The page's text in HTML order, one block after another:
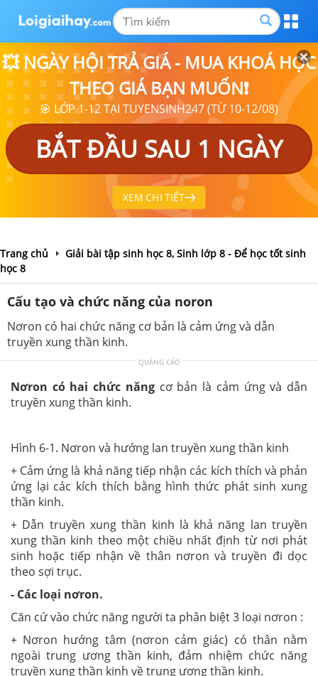
💥 NGÀY HỘI TRẢ GIÁ - MUA KHOÁ HỌC
THEO GIÁ BẠN MUỐN❗
🎯 LỚP 1-12 TẠI TUYENSINH247 (TỪ 10-12/08)
BẮT ĐẦU SAU 1 NGÀY
XEM CHI TIẾT
Trang chủ
Giải bài tập sinh học 8, Sinh lớp 8 - Để học tốt sinh
học 8
Cấu tạo và chức năng của noron
Nơron có hai chức năng cơ bản là cảm ứng và dẫn
truyền xung thần kinh.
QUẢNG CÁO
Nơron có hai chức năngcơ bản là cảm ứng và dẫn
truyền xung thần kinh.
Hình 6-1. Nơron và hướng lan truyền xung thần kinh
+ Cảm ứng là khả năng tiếp nhận các kích thích và phản
ứng lại các kích thích bằng hình thức phát sinh xung
thần kinh.
+ Dẫn truyền xung thần kinh là khả năng lan truyền
xung thần kinh theo một chiều nhất định từ nơi phát
sinh hoặc tiếp nhận về thân nơron và truyền đi dọc
theo sợi trục.
- Các loại nơron.
Căn cứ vào chức năng người ta phân biệt 3 loại nơron :
+ Nơron hướng tâm (nơron cảm giác) có thân nằm
ngoài trung ương thần kinh, đảm nhiệm chức năng
truyền xung thần kinh về trung ương thần kinh.